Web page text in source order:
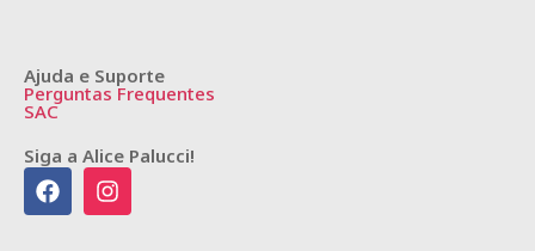
Ajuda e Suporte
Perguntas Frequentes
SAC
Siga a Alice Palucci!